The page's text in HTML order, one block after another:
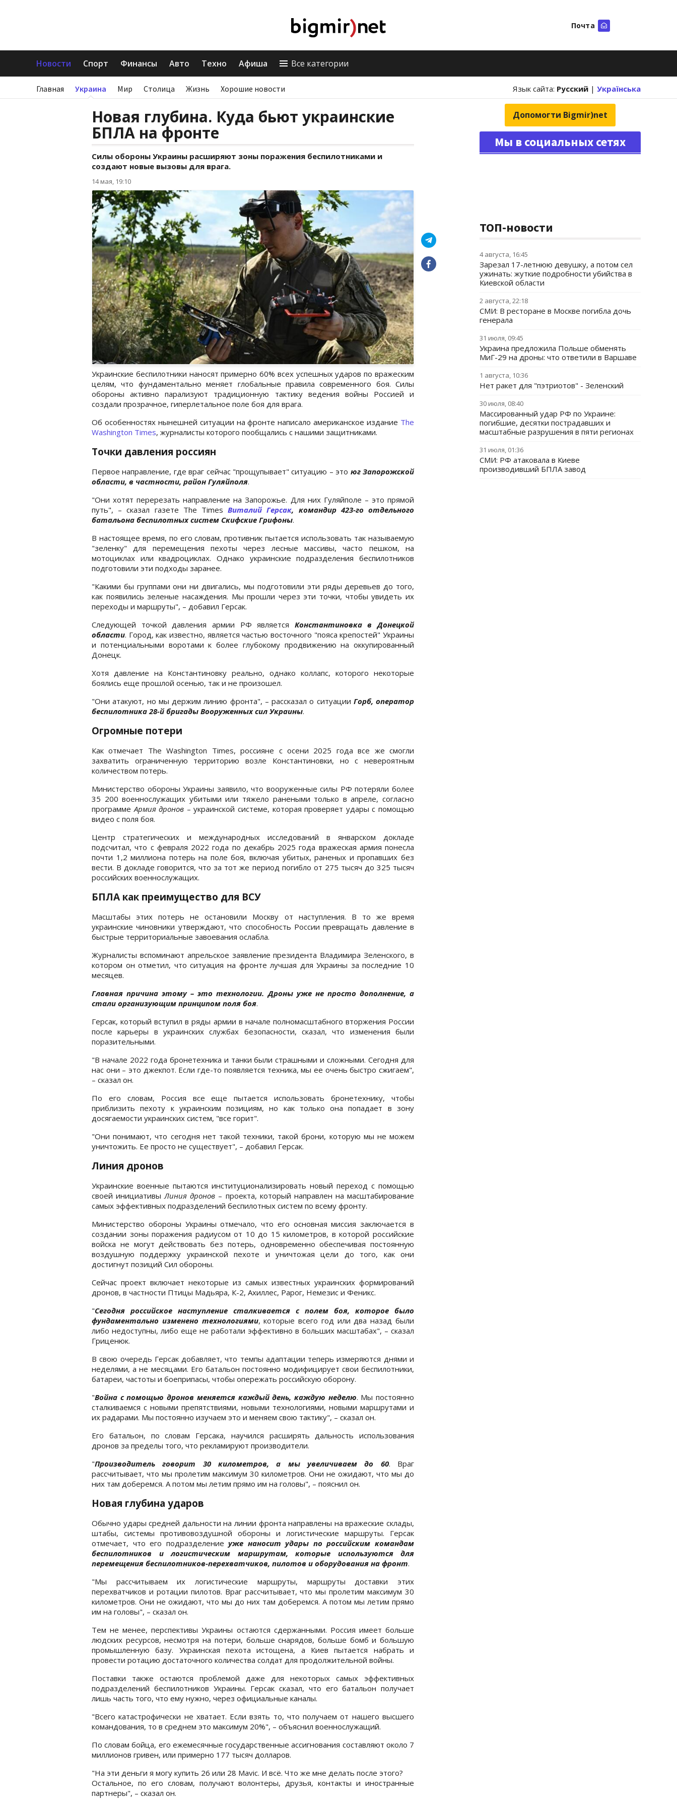
Почта
Новости Спорт Финансы Авто Техно Афиша Все категории
Главная Украина Мир Столица Жизнь Хорошие новости Язык сайта: Русский | Українська
Новая глубина. Куда бьют украинские
БПЛА на фронте
Силы обороны Украины расширяют зоны поражения беспилотниками и
создают новые вызовы для врага.
14 мая, 19:10
Украинские беспилотники наносят примерно 60% всех успешных ударов по вражеским
целям, что фундаментально меняет глобальные правила современного боя. Силы
обороны активно парализуют традиционную тактику ведения войны Россией и
создали прозрачное, гиперлетальное поле боя для врага.
Об особенностях нынешней ситуации на фронте написало американское издание The
Washington Times, журналисты которого пообщались с нашими защитниками.
Точки давления россиян
Первое направление, где враг сейчас "прощупывает" ситуацию – это юг Запорожской
области, в частности, район Гуляйполя.
"Они хотят перерезать направление на Запорожье. Для них Гуляйполе – это прямой
путь", – сказал газете The TimesВиталий Герсак, командир 423-го отдельного
батальона беспилотных систем Скифские Грифоны.
В настоящее время, по его словам, противник пытается использовать так называемую
"зеленку" для перемещения пехоты через лесные массивы, часто пешком, на
мотоциклах или квадроциклах. Однако украинские подразделения беспилотников
подготовили эти подходы заранее.
"Какими бы группами они ни двигались, мы подготовили эти ряды деревьев до того,
как появились зеленые насаждения. Мы прошли через эти точки, чтобы увидеть их
переходы и маршруты", – добавил Герсак.
Следующей точкой давления армии РФ является Константиновка в Донецкой
области. Город, как известно, является частью восточного "пояса крепостей" Украины
и потенциальными воротами к более глубокому продвижению на оккупированный
Донецк.
Хотя давление на Константиновку реально, однако коллапс, которого некоторые
боялись еще прошлой осенью, так и не произошел.
"Они атакуют, но мы держим линию фронта", – рассказал о ситуации Горб, оператор
беспилотника 28-й бригады Вооруженных сил Украины.
Огромные потери
Как отмечает The Washington Times, россияне с осени 2025 года все же смогли
захватить ограниченную территорию возле Константиновки, но с невероятным
количеством потерь.
Министерство обороны Украины заявило, что вооруженные силы РФ потеряли более
35 200 военнослужащих убитыми или тяжело ранеными только в апреле, согласно
программе Армия дронов – украинской системе, которая проверяет удары с помощью
видео с поля боя.
Центр стратегических и международных исследований в январском докладе
подсчитал, что с февраля 2022 года по декабрь 2025 года вражеская армия понесла
почти 1,2 миллиона потерь на поле боя, включая убитых, раненых и пропавших без
вести. В докладе говорится, что за тот же период погибло от 275 тысяч до 325 тысяч
российских военнослужащих.
БПЛА как преимущество для ВСУ
Масштабы этих потерь не остановили Москву от наступления. В то же время
украинские чиновники утверждают, что способность России превращать давление в
быстрые территориальные завоевания ослабла.
Журналисты вспоминают апрельское заявление президента Владимира Зеленского, в
котором он отметил, что ситуация на фронте лучшая для Украины за последние 10
месяцев.
Главная причина этому – это технологии. Дроны уже не просто дополнение, а
стали организующим принципом поля боя.
Герсак, который вступил в ряды армии в начале полномасштабного вторжения России
после карьеры в украинских службах безопасности, сказал, что изменения были
поразительными.
"В начале 2022 года бронетехника и танки были страшными и сложными. Сегодня для
нас они – это джекпот. Если где-то появляется техника, мы ее очень быстро сжигаем",
– сказал он.
По его словам, Россия все еще пытается использовать бронетехнику, чтобы
приблизить пехоту к украинским позициям, но как только она попадает в зону
досягаемости украинских систем, "все горит".
"Они понимают, что сегодня нет такой техники, такой брони, которую мы не можем
уничтожить. Ее просто не существует", – добавил Герсак.
Линия дронов
Украинские военные пытаются институционализировать новый переход с помощью
своей инициативы Линия дронов – проекта, который направлен на масштабирование
самых эффективных подразделений беспилотных систем по всему фронту.
Министерство обороны Украины отмечало, что его основная миссия заключается в
создании зоны поражения радиусом от 10 до 15 километров, в которой российские
войска не могут действовать без потерь, одновременно обеспечивая постоянную
воздушную поддержку украинской пехоте и уничтожая цели до того, как они
достигнут позиций Сил обороны.
Сейчас проект включает некоторые из самых известных украинских формирований
дронов, в частности Птицы Мадьяра, К-2, Ахиллес, Рарог, Немезис и Феникс.
"Сегодня российское наступление сталкивается с полем боя, которое было
фундаментально изменено технологиями, которые всего год или два назад были
либо недоступны, либо еще не работали эффективно в больших масштабах", – сказал
Гриценюк.
В свою очередь Герсак добавляет, что темпы адаптации теперь измеряются днями и
неделями, а не месяцами. Его батальон постоянно модифицирует свои беспилотники,
батареи, частоты и боеприпасы, чтобы опережать российскую оборону.
"Война с помощью дронов меняется каждый день, каждую неделю. Мы постоянно
сталкиваемся с новыми препятствиями, новыми технологиями, новыми маршрутами и
их радарами. Мы постоянно изучаем это и меняем свою тактику", – сказал он.
Его батальон, по словам Герсака, научился расширять дальность использования
дронов за пределы того, что рекламируют производители.
"Производитель говорит 30 километров, а мы увеличиваем до 60. Враг
рассчитывает, что мы пролетим максимум 30 километров. Они не ожидают, что мы до
них там доберемся. А потом мы летим прямо им на головы", – пояснил он.
Новая глубина ударов
Обычно удары средней дальности на линии фронта направлены на вражеские склады,
штабы, системы противовоздушной обороны и логистические маршруты. Герсак
отмечает, что его подразделениеуже наносит удары по российским командам
беспилотников и логистическим маршрутам, которые используются для
перемещения беспилотников-перехватчиков, пилотов и оборудования на фронт.
"Мы рассчитываем их логистические маршруты, маршруты доставки этих
перехватчиков и ротации пилотов. Враг рассчитывает, что мы пролетим максимум 30
километров. Они не ожидают, что мы до них там доберемся. А потом мы летим прямо
им на головы", – сказал он.
Тем не менее, перспективы Украины остаются сдержанными. Россия имеет больше
людских ресурсов, несмотря на потери, больше снарядов, больше бомб и большую
промышленную базу. Украинская пехота истощена, а Киев пытается набрать и
провести ротацию достаточного количества солдат для продолжительной войны.
Поставки также остаются проблемой даже для некоторых самых эффективных
подразделений беспилотников Украины. Герсак сказал, что его батальон получает
лишь часть того, что ему нужно, через официальные каналы.
"Всего катастрофически не хватает. Если взять то, что получаем от нашего высшего
командования, то в среднем это максимум 20%", – объяснил военнослужащий.
По словам бойца, его ежемесячные государственные ассигнования составляют около 7
миллионов гривен, или примерно 177 тысяч долларов.
"На эти деньги я могу купить 26 или 28 Mavic. И всё. Что же мне делать после этого?
Остальное, по его словам, получают волонтеры, друзья, контакты и иностранные
партнеры", – сказал он.
Допомогти Bigmir)net
Мы в социальных сетях
ТОП-новости
4 августа, 16:45
Зарезал 17-летнюю девушку, а потом сел
ужинать: жуткие подробности убийства в
Киевской области
2 августа, 22:18
СМИ: В ресторане в Москве погибла дочь
генерала
31 июля, 09:45
Украина предложила Польше обменять
МиГ-29 на дроны: что ответили в Варшаве
1 августа, 10:36
Нет ракет для "пэтриотов" - Зеленский
30 июля, 08:40
Массированный удар РФ по Украине:
погибшие, десятки пострадавших и
масштабные разрушения в пяти регионах
31 июля, 01:36
СМИ: РФ атаковала в Киеве
производивший БПЛА завод